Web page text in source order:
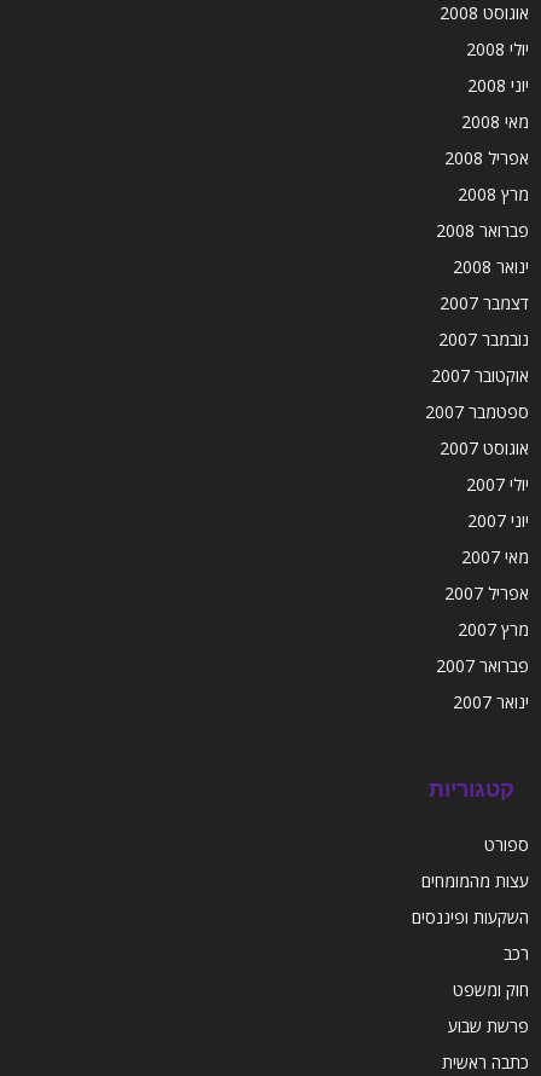
אוגוסט 2008
יולי 2008
יוני 2008
מאי 2008
אפריל 2008
מרץ 2008
פברואר 2008
ינואר 2008
דצמבר 2007
נובמבר 2007
אוקטובר 2007
ספטמבר 2007
אוגוסט 2007
יולי 2007
יוני 2007
מאי 2007
אפריל 2007
מרץ 2007
פברואר 2007
ינואר 2007
קטגוריות
ספורט
עצות מהמומחים
השקעות ופיננסים
רכב
חוק ומשפט
פרשת שבוע
כתבה ראשית